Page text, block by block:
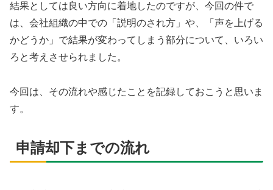
結果としては良い方向に着地したのですが、今回の件で
は、会社組織の中での「説明のされ方」や、「声を上げる
かどうか」で結果が変わってしまう部分について、いろい
ろと考えさせられました。
今回は、その流れや感じたことを記録しておこうと思いま
す。
申請却下までの流れ